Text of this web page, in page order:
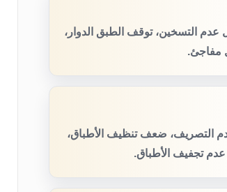
التسخين، توقف الطبق الدوار،
مفاجئ.
التصريف، ضعف تنظيف الأطباق،
عدم تجفيف الأطباق.